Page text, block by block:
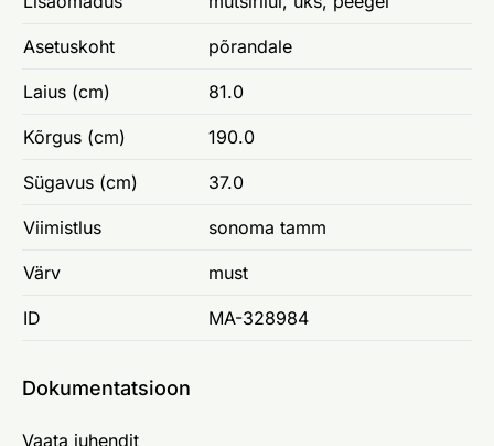
Asetuskoht põrandale
Laius (cm) 81.0
Kõrgus (cm) 190.0
Sügavus (cm) 37.0
Viimistlus sonoma tamm
Värv must
ID MA-328984
Dokumentatsioon
Vaata juhendit